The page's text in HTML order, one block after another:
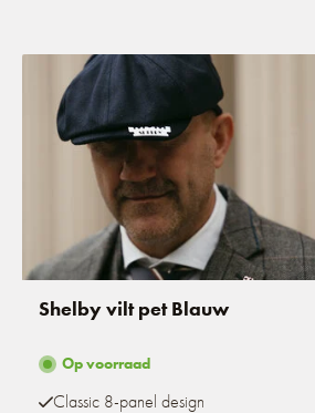
Shelby vilt pet Blauw
Op voorraad
Classic 8-panel design